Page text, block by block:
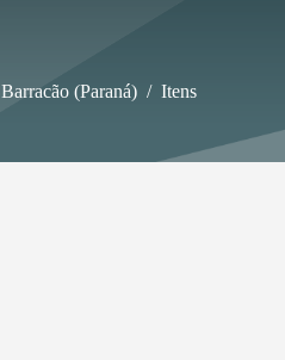
Barracão (Paraná) / Itens